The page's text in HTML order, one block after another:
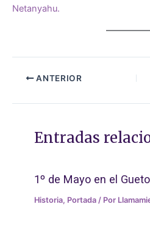
Netanyahu.
ANTERIOR
Entradas
1º de Mayo en el
Historia, Portada / Por